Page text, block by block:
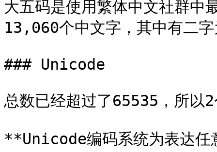
大五码是使用繁体中文社群中
13,060个中文字，其中有二
### Unicode
总数已经超过了65535，所以
**Unicode编码系统为表达任